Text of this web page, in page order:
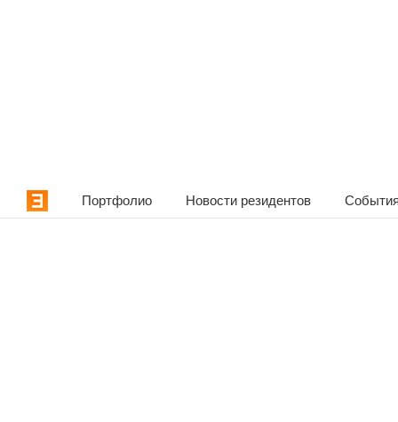
Портфолио Новости резидентов